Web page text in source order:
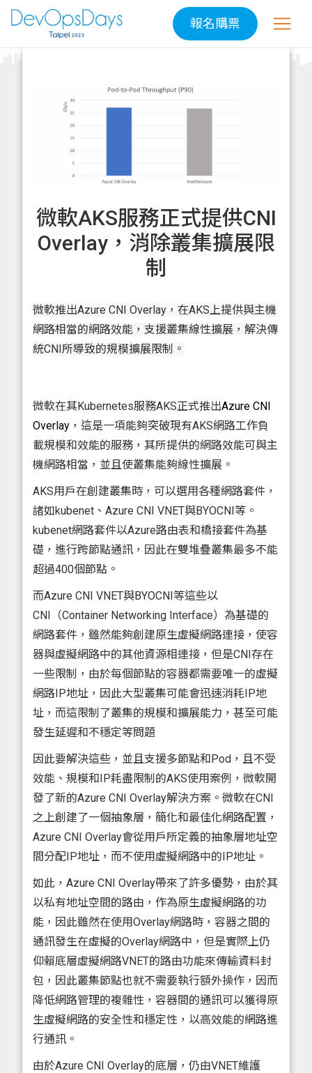
報名購票
微軟AKS服務正式提供CNI
Overlay，消除叢集擴展限
制
微軟推出Azure CNI Overlay，在AKS上提供與主機
網路相當的網路效能，支援叢集線性擴展，解決傳
統CNI所導致的規模擴展限制。
微軟在其Kubernetes服務AKS正式推出Azure CNI
Overlay ，這是一項能夠突破現有AKS網路工作負
載規模和效能的服務，其所提供的網路效能可與主
機網路相當，並且使叢集能夠線性擴展。
AKS用戶在創建叢集時，可以選用各種網路套件，
諸如kubenet、Azure CNI VNET與BYOCNI等。
kubenet網路套件以Azure路由表和橋接套件為基
礎，進行跨節點通訊，因此在雙堆疊叢集最多不能
超過400個節點。
而Azure CNI VNET與BYOCNI等這些以
CNI（Container Networking Interface）為基礎的
網路套件，雖然能夠創建原生虛擬網路連接，使容
器與虛擬網路中的其他資源相連接，但是CNI存在
一些限制，由於每個節點的容器都需要唯一的虛擬
網路IP地址，因此大型叢集可能會迅速消耗IP地
址，而這限制了叢集的規模和擴展能力，甚至可能
發生延遲和不穩定等問題
因此要解決這些，並且支援多節點和Pod，且不受
效能、規模和IP耗盡限制的AKS使用案例，微軟開
發了新的Azure CNI Overlay解決方案。微軟在CNI
之上創建了一個抽象層，簡化和最佳化網路配置，
Azure CNI Overlay會從用戶所定義的抽象層地址空
間分配IP地址，而不使用虛擬網路中的IP地址。
如此，Azure CNI Overlay帶來了許多優勢，由於其
以私有地址空間的路由，作為原生虛擬網路的功
能，因此雖然在使用Overlay網路時，容器之間的
通訊發生在虛擬的Overlay網路中，但是實際上仍
仰賴底層虛擬網路VNET的路由功能來傳輸資料封
包，因此叢集節點也就不需要執行額外操作，因而
降低網路管理的複雜性，容器間的通訊可以獲得原
生虛擬網路的安全性和穩定性，以高效能的網路進
行通訊。
由於Azure CNI Overlay的底層，仍由VNET維護